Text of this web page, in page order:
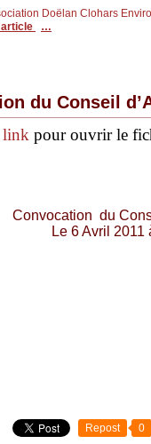
Doëlan Clohars
…
du Conseil
link pour ouvrir le
Convocation du
Le 6 Avril
Repost 0